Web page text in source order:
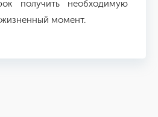
получить необходимую
момент.